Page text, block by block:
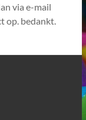
via e-mail
op. bedankt.